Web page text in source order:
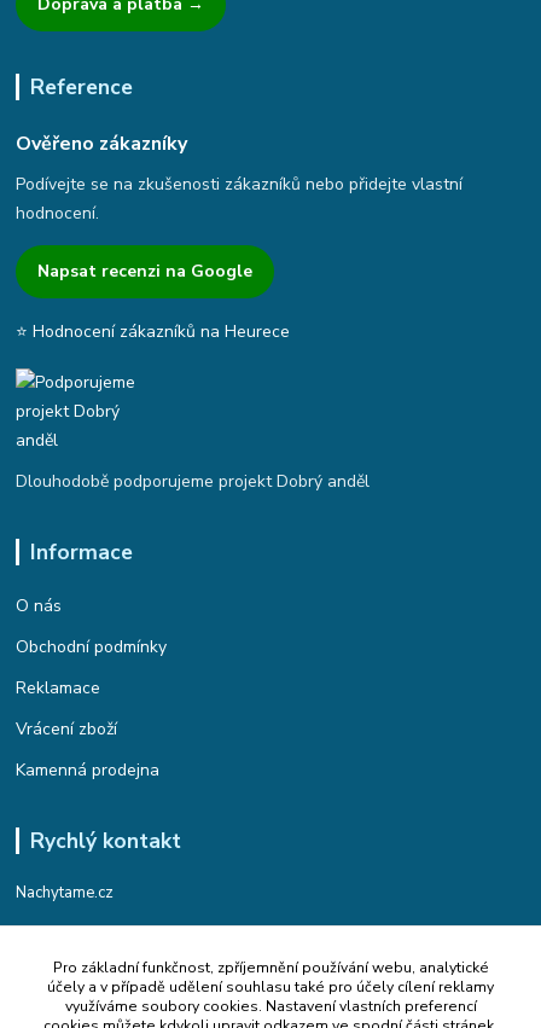
Reference
Ověřeno zákazníky
Podívejte se na zkušenosti zákazníků nebo přidejte vlastní
hodnocení.
Napsat recenzi na Google
⭐ Hodnocení zákazníků na Heurece
Dlouhodobě podporujeme projekt Dobrý anděl
Informace
O nás
Obchodní podmínky
Reklamace
Vrácení zboží
Kamenná prodejna
Rychlý kontakt
Nachytame.cz
Telefon : +420 774 912 435
(Po-Pá, 9:00-17:00 hod.)
Email : info@nachytame.cz
Pro základní funkčnost, zpříjemnění používání webu, analytické
účely a v případě udělení souhlasu také pro účely cílení reklamy
využíváme soubory cookies. Nastavení vlastních preferencí